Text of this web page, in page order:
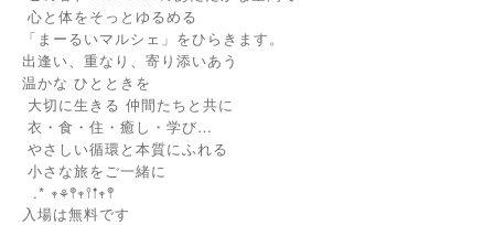
心と体をそっとゆるめる
「まーるいマルシェ」をひらきます。
出逢い、重なり、寄り添いあう
温かな ひとときを
大切に生きる 仲間たちと共に
衣・食・住・癒し・学び…
やさしい循環と本質にふれる
小さな旅をご一緒に
.* 𖥧⚘𖤣𖥧𖥣𖡡𖥧𖤣
入場は無料です